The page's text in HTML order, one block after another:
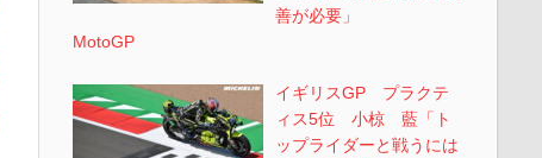
善が必要」
MotoGP
イギリスGP プラクテ
ィス5位 小椋 藍「ト
ップライダーと戦うには